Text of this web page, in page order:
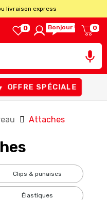
livraison express
0 Bonjour ! 0

OFFRE SPÉCIALE
Attaches
clips & punaises
élastiques